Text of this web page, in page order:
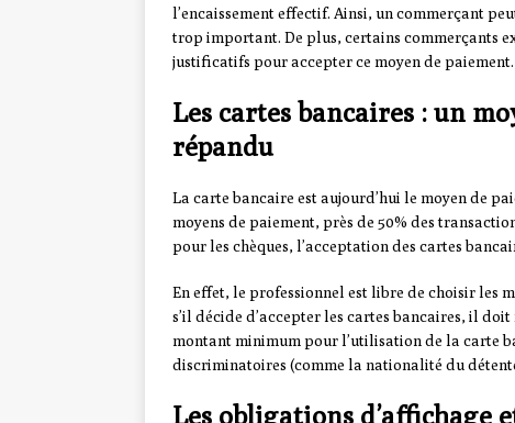
l’encaissement effectif. Ainsi, un commerçant
trop important. De plus, certains commerçants
justificatifs pour accepter ce moyen de paiement.
Les cartes bancaires : un
répandu
La carte bancaire est aujourd’hui le moyen de
moyens de paiement, près de 50% des
pour les chèques, l’acceptation des cartes
En effet, le professionnel est libre de choisir les
s’il décide d’accepter les cartes bancaires, il
montant minimum pour l’utilisation de la carte
discriminatoires (comme la nationalité du
Les obligations d’affichage